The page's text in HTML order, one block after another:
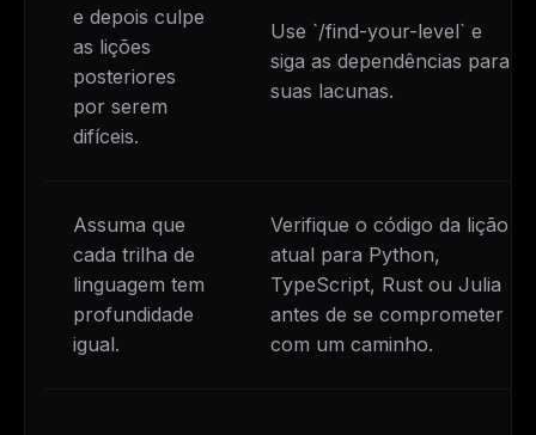
e depois culpe
as lições
posteriores
por serem
difíceis.
Use `/find-your-level` e
siga as dependências para
suas lacunas.
Assuma que
cada trilha de
linguagem tem
profundidade
igual.
Verifique o código da lição
atual para Python,
TypeScript, Rust ou Julia
antes de se comprometer
com um caminho.